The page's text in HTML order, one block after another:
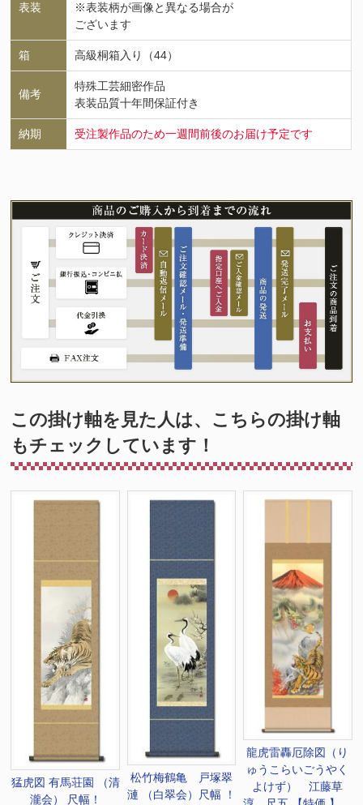
表装
※表装柄が画像と異なる場合が
ございます
箱 高級桐箱入り（44）
備考
特殊工芸細密作品
表装品質十年間保証付き
納期 受注製作品のため一週間前後のお届け予定です
この掛け軸を見た人は、こちらの掛け軸
もチェックしています！
猛虎図 有馬荘園 （清
瀧会） 尺幅！
松竹梅鶴亀 戸塚翠
漣 （白翠会）尺幅 ！
龍虎雷轟厄除図（り
ゅうこらいごうやく
よけず） 江藤草